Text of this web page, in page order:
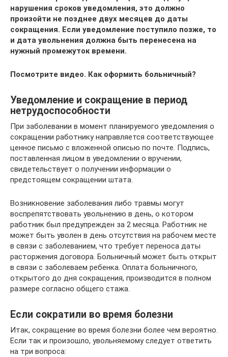
нарушения сроков уведомления, это должно
произойти не позднее двух месяцев до даты
сокращения. Если уведомление поступило позже, то
и дата увольнения должна быть перенесена на
нужный промежуток времени.
Посмотрите видео. Как оформить больничный?
Уведомление и сокращение в период
нетрудоспособности
При заболевании в момент планируемого уведомления о
сокращении работнику направляется соответствующее
ценное письмо с вложенной описью по почте. Подпись,
поставленная лицом в уведомлении о вручении,
свидетельствует о получении информации о
предстоящем сокращении штата.
Возникновение заболевания либо травмы могут
воспрепятствовать увольнению в день, о котором
работник был предупрежден за 2 месяца. Работник не
может быть уволен в день отсутствия на рабочем месте
в связи с заболеванием, что требует переноса даты
расторжения договора. Больничный может быть открыт
в связи с заболеваем ребенка. Оплата больничного,
открытого до дня сокращения, производится в полном
размере согласно общего стажа.
Если сократили во время болезни
Итак, сокращение во время болезни более чем вероятно.
Если так и произошло, увольняемому следует ответить
на три вопроса: